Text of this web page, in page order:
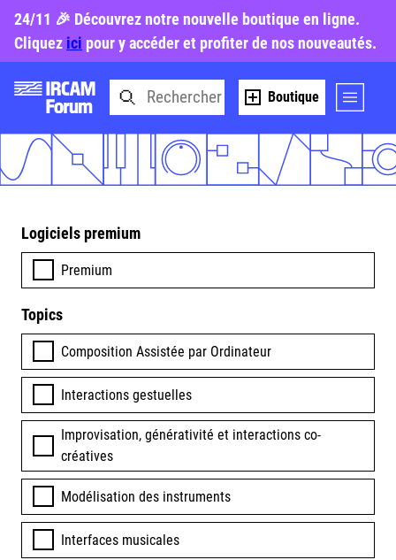
24/11 🎉 Découvrez notre nouvelle boutique en ligne.
Cliquez ici pour y accéder et profiter de nos nouveautés.
Boutique
Logiciels premium
Premium
Topics
Composition Assistée par Ordinateur
Interactions gestuelles
Improvisation, générativité et interactions co-
créatives
Modélisation des instruments
Interfaces musicales